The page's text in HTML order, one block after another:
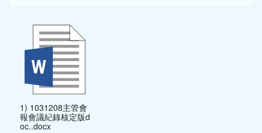
1) 1031208主管會
報會議紀錄核定版d
oc..docx